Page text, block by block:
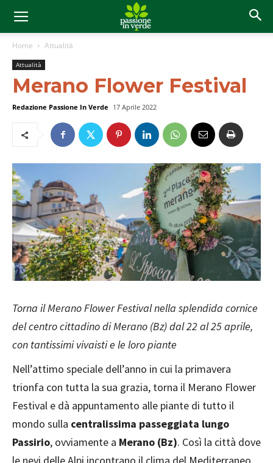
Home Attualità
Attualità
Merano Flower Festival
Redazione Passione In Verde 17 Aprile 2022
Torna il Merano Flower Festival nella splendida cornice
del centro cittadino di Merano (Bz) dal 22 al 25 aprile,
con tantissimi vivaisti e le loro piante
Nell’attimo speciale dell’anno in cui la primavera
trionfa con tutta la sua grazia, torna il Merano Flower
Festival e dà appuntamento alle piante di tutto il
mondo sulla centralissima passeggiata lungo
Passirio, ovviamente a Merano (Bz). Così la città dove